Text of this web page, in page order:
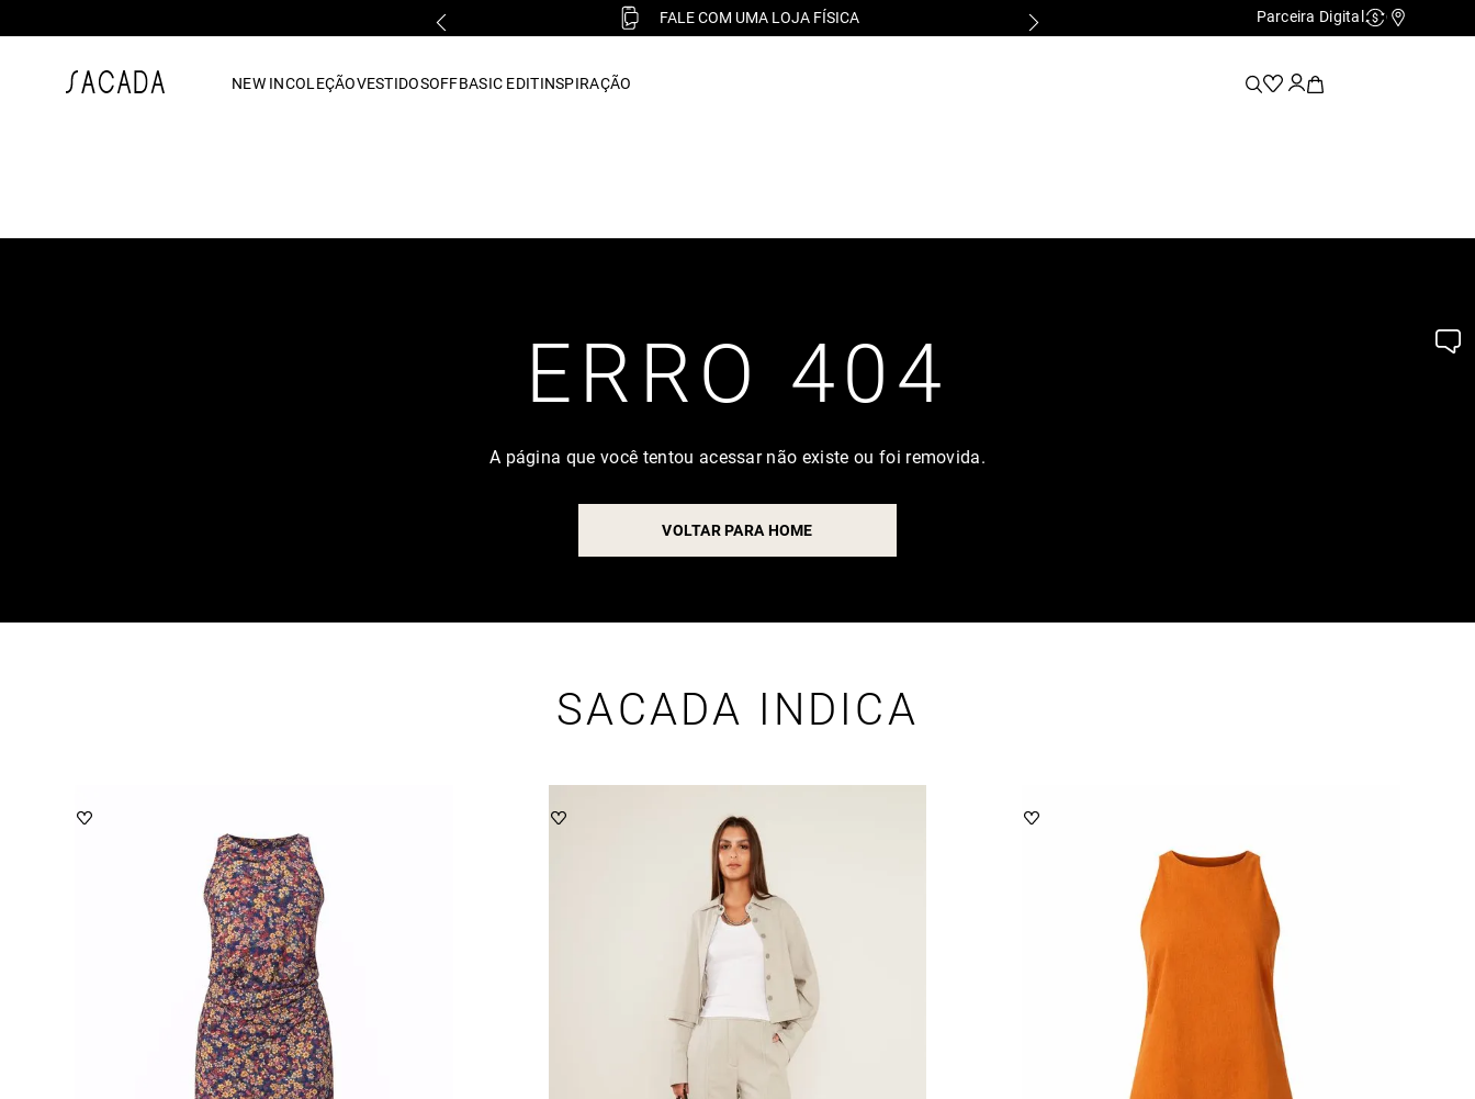
FALE COM UMA LOJA FÍSICA Parceira Digital Cashback
NEW INCOLEÇÃOVESTIDOSOFFBASIC EDITINSPIRAÇÃO
ERRO 404
A página que você tentou acessar não existe ou foi removida.
VOLTAR PARA HOME
SACADA INDICA
vestido midi
7º macacão